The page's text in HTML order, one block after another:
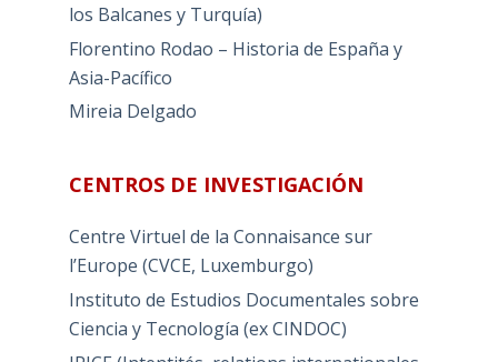
los Balcanes y Turquía)
Florentino Rodao – Historia de España y
Asia-Pacífico
Mireia Delgado
CENTROS DE INVESTIGACIÓN
Centre Virtuel de la Connaisance sur
l’Europe (CVCE, Luxemburgo)
Instituto de Estudios Documentales sobre
Ciencia y Tecnología (ex CINDOC)